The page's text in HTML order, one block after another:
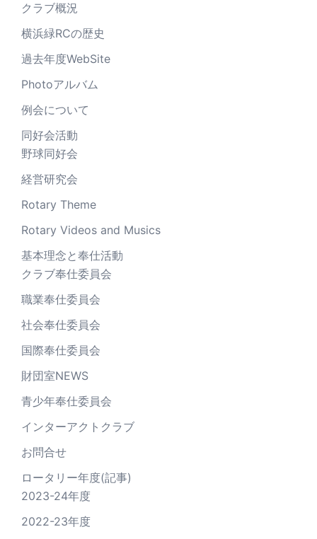
クラブ概況
横浜緑RCの歴史
過去年度WebSite
Photoアルバム
例会について
同好会活動
野球同好会
経営研究会
Rotary Theme
Rotary Videos and Musics
基本理念と奉仕活動
クラブ奉仕委員会
職業奉仕委員会
社会奉仕委員会
国際奉仕委員会
財団室NEWS
青少年奉仕委員会
インターアクトクラブ
お問合せ
ロータリー年度(記事)
2023-24年度
2022-23年度